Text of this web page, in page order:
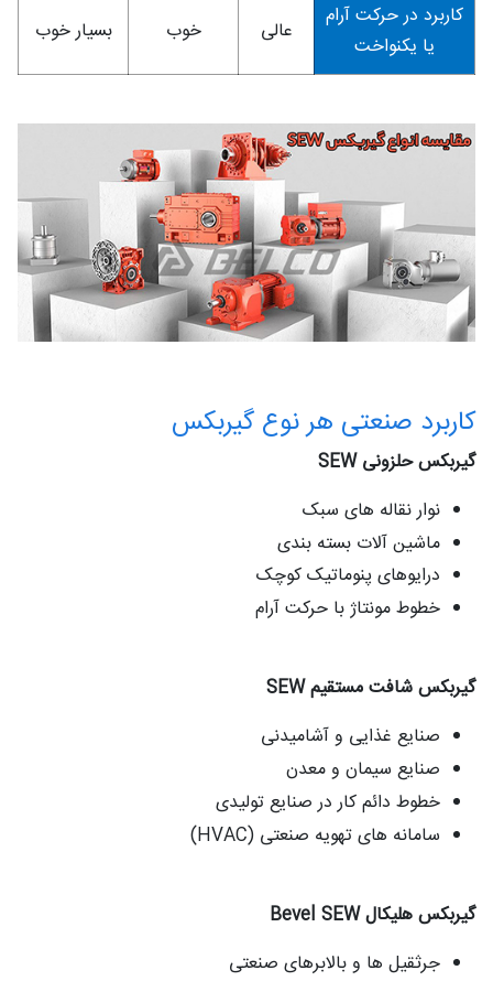
کاربرد در حرکت آرام
یا یکنواخت
عالی خوب بسیار خوب
کاربرد صنعتی هر نوع گیربکس
گیربکس حلزونی SEW
نوار نقاله‌ های سبک
ماشین‌ آلات بسته‌ بندی
درایوهای پنوماتیک کوچک
خطوط مونتاژ با حرکت آرام
گیربکس شافت مستقیم SEW
صنایع غذایی و آشامیدنی
صنایع سیمان و معدن
خطوط دائم‌ کار در صنایع تولیدی
سامانه‌ های تهویه صنعتی (HVAC)
گیربکس هلیکال Bevel SEW
جرثقیل‌ ها و بالابرهای صنعتی